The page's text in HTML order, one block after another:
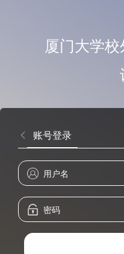
厦门大学
账号登录